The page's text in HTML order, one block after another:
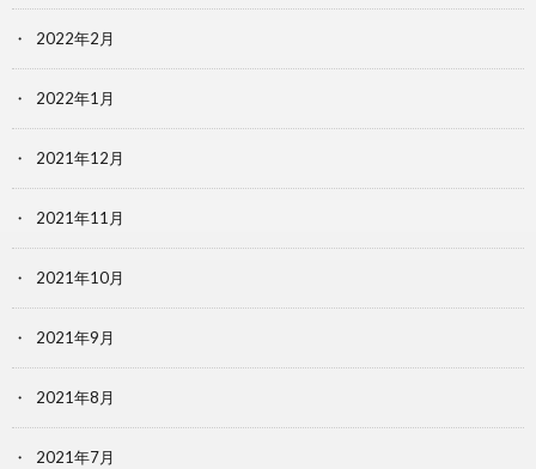
2022年2月
2022年1月
2021年12月
2021年11月
2021年10月
2021年9月
2021年8月
2021年7月